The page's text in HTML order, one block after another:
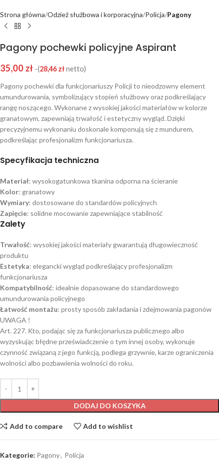
Strona główna Odzież służbowa i korporacyjna Policja Pagony
Pagony pochewki policyjne Aspirant
35,00 zł -(28,46 złnetto)
Pagony pochewki dla funkcjonariuszy Policji to nieodzowny element
umundurowania, symbolizujący stopień służbowy oraz podkreślający
rangę noszącego. Wykonane z wysokiej jakości materiałów w kolorze
granatowym, zapewniają trwałość i estetyczny wygląd. Dzięki
precyzyjnemu wykonaniu doskonale komponują się z mundurem,
podkreślając profesjonalizm funkcjonariusza.​
Specyfikacja techniczna
Materiał: wysokogatunkowa tkanina odporna na ścieranie​
Kolor: granatowy​
Wymiary: dostosowane do standardów policyjnych​
Zapięcie: solidne mocowanie zapewniające stabilność​
Zalety
Trwałość: wysokiej jakości materiały gwarantują długowieczność
produktu​
Estetyka: elegancki wygląd podkreślający profesjonalizm
funkcjonariusza​
Kompatybilność: idealnie dopasowane do standardowego
umundurowania policyjnego​
Łatwość montażu: prosty sposób zakładania i zdejmowania pagonów​
UWAGA !
Art. 227. Kto, podając się za funkcjonariusza publicznego albo
wyzyskując błędne przeświadczenie o tym innej osoby, wykonuje
czynność związaną z jego funkcją, podlega grzywnie, karze ograniczenia
wolności albo pozbawienia wolności do roku.
DODAJ DO KOSZYKA
Add to compare Add to wishlist
Kategorie: Pagony, Policja